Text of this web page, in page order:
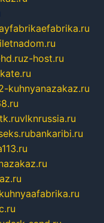
z-host.ru
kuhnyanazakaz.ru
vlknrussia.ru
bankaribi.ru